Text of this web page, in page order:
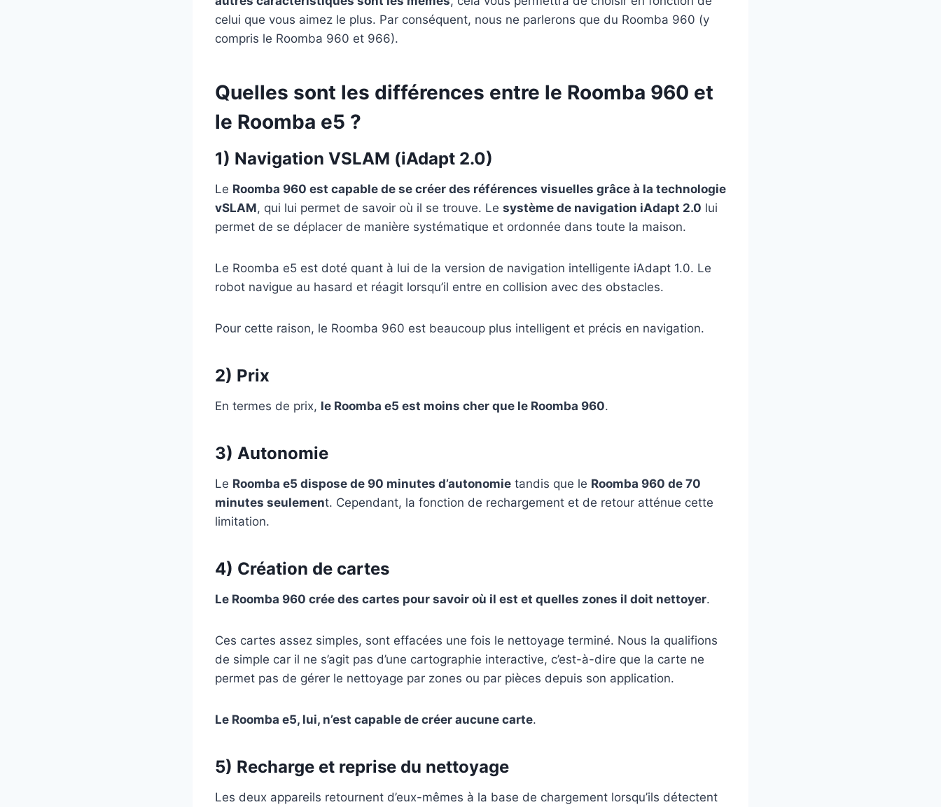
celui que vous aimez le plus. Par conséquent, nous ne parlerons que du Roomba 960 (y
compris le Roomba 960 et 966).
Quelles sont les différences entre le Roomba 960 et
le Roomba e5 ?
1) Navigation VSLAM (iAdapt 2.0)
Le Roomba 960 est capable de se créer des références visuelles grâce à la technologie
vSLAM, qui lui permet de savoir où il se trouve. Le système de navigation iAdapt 2.0 lui
permet de se déplacer de manière systématique et ordonnée dans toute la maison.
Le Roomba e5 est doté quant à lui de la version de navigation intelligente iAdapt 1.0. Le
robot navigue au hasard et réagit lorsqu’il entre en collision avec des obstacles.
Pour cette raison, le Roomba 960 est beaucoup plus intelligent et précis en navigation.
2) Prix
En termes de prix, le Roomba e5 est moins cher que le Roomba 960.
3) Autonomie
Le Roomba e5 dispose de 90 minutes d’autonomie tandis que le Roomba 960 de 70
minutes seulement. Cependant, la fonction de rechargement et de retour atténue cette
limitation.
4) Création de cartes
Le Roomba 960 crée des cartes pour savoir où il est et quelles zones il doit nettoyer.
Ces cartes assez simples, sont effacées une fois le nettoyage terminé. Nous la qualifions
de simple car il ne s’agit pas d’une cartographie interactive, c’est-à-dire que la carte ne
permet pas de gérer le nettoyage par zones ou par pièces depuis son application.
Le Roomba e5, lui, n’est capable de créer aucune carte.
5) Recharge et reprise du nettoyage
Les deux appareils retournent d’eux-mêmes à la base de chargement lorsqu’ils détectent